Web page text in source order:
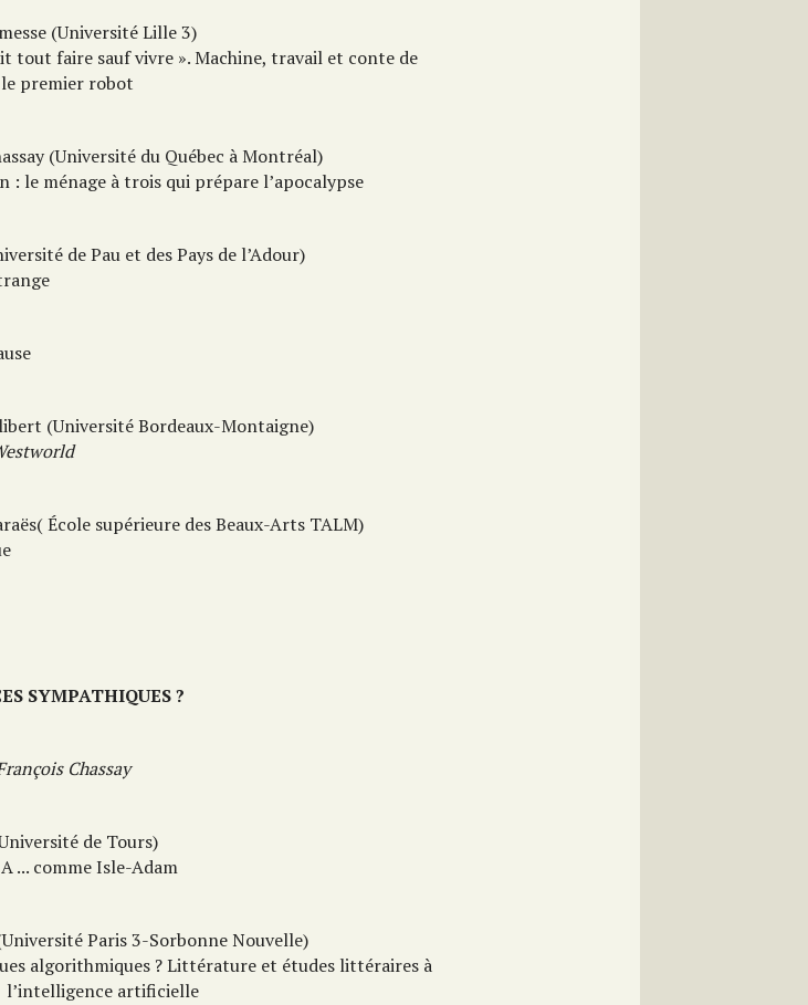
(Université Lille 3)
tout faire sauf vivre ». Machine, travail et conte de
le premier robot
(Université du Québec à Montréal)
: le ménage à trois qui prépare l’apocalypse
de Pau et des Pays de l’Adour)
(Université Bordeaux-Montaigne)
École supérieure des Beaux-Arts TALM)
SYMPATHIQUES ?
Chassay
de Tours)
... comme Isle-Adam
Paris 3-Sorbonne Nouvelle)
algorithmiques ? Littérature et études littéraires à
artificielle